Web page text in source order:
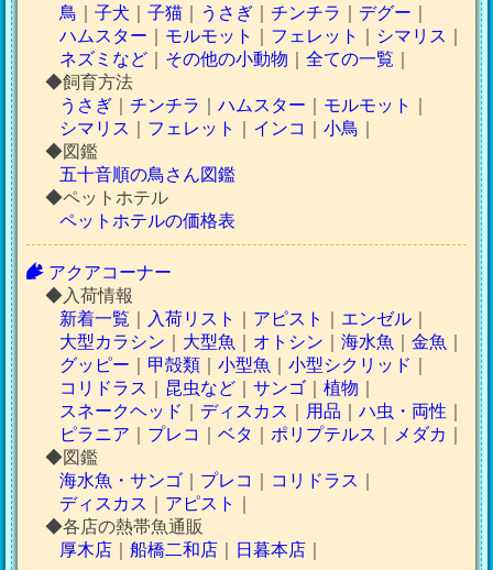
鳥
子犬 子猫 うさぎ チンチラ デグー
ハムスター
モルモット フェレット シマリス
ネズミなど
その他の小動物 全ての一覧
◆飼育方法
うさぎ
チンチラ ハムスター モルモット
シマリス
フェレット インコ 小鳥
◆図鑑
五十音順の鳥さん図鑑
◆ペットホテル
ペットホテルの価格表
アクアコーナー
◆入荷情報
新着一覧
入荷リスト アピスト エンゼル
大型カラシン
大型魚 オトシン 海水魚 金魚
グッピー
甲殻類 小型魚 小型シクリッド
コリドラス
昆虫など サンゴ 植物
スネークヘッド
ディスカス 用品 ハ虫・両性
ピラニア
プレコ ベタ ポリプテルス メダカ
◆図鑑
海水魚・サンゴ
プレコ コリドラス
ディスカス
アピスト
◆各店の熱帯魚通販
厚木店
船橋二和店 日暮本店